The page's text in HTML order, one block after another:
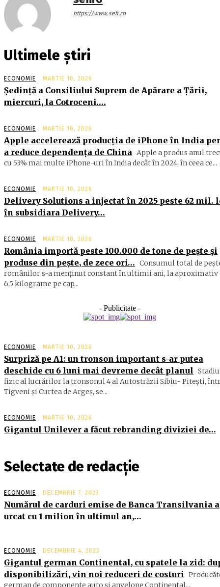
https://www.sefi.ro
Ultimele știri
ECONOMIE MARTIE 10, 2026
Şedinţă a Consiliului Suprem de Apărare a Ţării,
miercuri, la Cotroceni….
ECONOMIE MARTIE 10, 2026
Apple accelerează producția de iPhone în India
a reduce dependența de China Apple a produs anul
cu 53% mai multe iPhone-uri în India decât în 2024, în ceea ce...
ECONOMIE MARTIE 10, 2026
Delivery Solutions a injectat în 2025 peste 62 mil.
în subsidiara Delivery…
ECONOMIE MARTIE 10, 2026
România importă peste 100.000 de tone de peşte şi
produse din peşte, de zece ori… Consumul total de
ro­mâ­nilor s-a menţinut constant în ul­timii ani, la aproximativ
6,5 ki­lograme pe cap...
- Publicitate -
ECONOMIE MARTIE 10, 2026
Surpriză pe A1: un tronson important s-ar putea
deschide cu 6 luni mai devreme decât planul
fizic al lucrărilor la tronsonul 4 al Autostrăzii Sibiu- Piteşti,
Tigveni şi Curtea de Argeş, se...
ECONOMIE MARTIE 10, 2026
Gigantul Unilever a făcut rebranding diviziei de…
Selectate de redacție
ECONOMIE DECEMBRIE 7, 2023
Numărul de carduri emise de Banca Transilvania a
urcat cu 1 milion în ultimul an,…
ECONOMIE DECEMBRIE 4, 2023
Gigantul german Continental, cu spatele la zid:
disponibilizări, vin noi reduceri de costuri
german de componente auto şi anvelope Continental...